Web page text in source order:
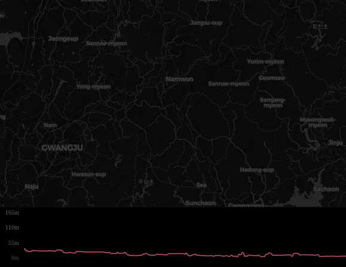
0m
55m
110m
165m